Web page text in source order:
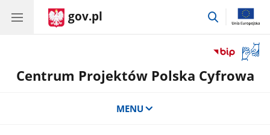
gov.pl
przejdź
okno
z
Centrum Projektów Polska Cyfrowa
MENU